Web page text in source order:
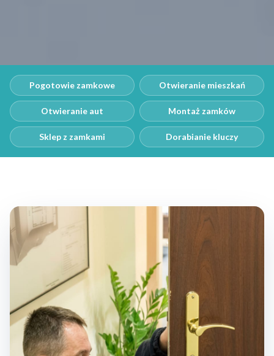
Pogotowie zamkowe Otwieranie mieszkań
Otwieranie aut Montaż zamków
Sklep z zamkami Dorabianie kluczy